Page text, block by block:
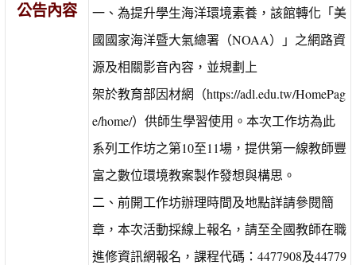
公告內容
一、為提升學生海洋環境素養，該館轉化「美
國國家海洋暨大氣總署（NOAA）」之網路資
源及相關影音內容，並規劃上
架於教育部因材網（https://adl.edu.tw/HomePag
e/home/）供師生學習使用。本次工作坊為此
系列工作坊之第10至11場，提供第一線教師豐
富之數位環境教案製作發想與構思。
二、前開工作坊辦理時間及地點詳請參閱簡
章，本次活動採線上報名，請至全國教師在職
進修資訊網報名，課程代碼：4477908及44779